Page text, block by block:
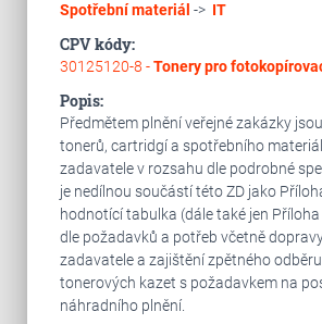
Spotřební materiál -> IT
CPV kódy:
30125120-8 -Tonery pro
Popis:
Předmětem plnění veřejné zakázky
tonerů, cartridgí a spotřebního
zadavatele v rozsahu dle podrobné
je nedílnou součástí této ZD jako
hodnotící tabulka (dále také jen Příloha
dle požadavků a potřeb včetně
zadavatele a zajištění zpětného
tonerových kazet s požadavkem na
náhradního plnění.